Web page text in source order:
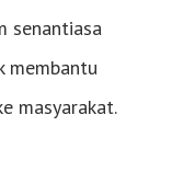
senantiasa
membantu
masyarakat.